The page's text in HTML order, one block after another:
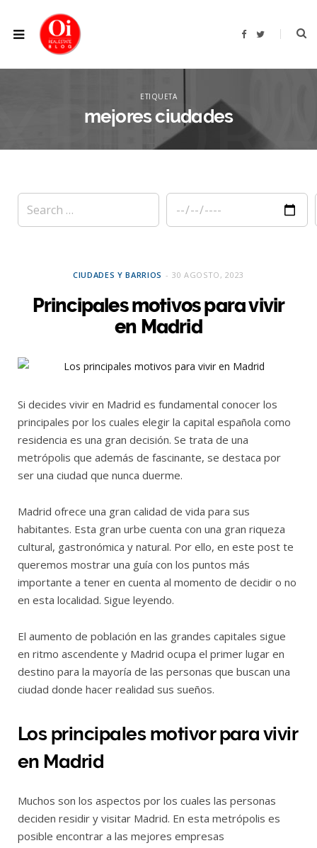
F
b
T
t
ETIQUETA
mejores ciudades
CIUDADES Y BARRIOS 30 AGOSTO, 2023
Principales motivos para vivir
en Madrid
Si decides vivir en Madrid es fundamental conocer los
principales por los cuales elegir la capital española como
residencia es una gran decisión. Se trata de una
metrópolis que además de fascinante, se destaca por
ser una ciudad que nunca duerme.
Madrid ofrece una gran calidad de vida para sus
habitantes. Esta gran urbe cuenta con una gran riqueza
cultural, gastronómica y natural. Por ello, en este post te
queremos mostrar una guía con los puntos más
importante a tener en cuenta al momento de decidir o no
en esta localidad. Sigue leyendo.
El aumento de población en las grandes capitales sigue
en ritmo ascendente y Madrid ocupa el primer lugar en
destino para la mayoría de las personas que buscan una
ciudad donde hacer realidad sus sueños.
Los principales motivor para vivir
en Madrid
Muchos son los aspectos por los cuales las personas
deciden residir y visitar Madrid. En esta metrópolis es
posible encontrar a las mejores empresas